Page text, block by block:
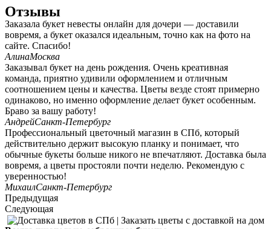
Отзывы
Заказала букет невесты онлайн для дочери — доставили
вовремя, а букет оказался идеальным, точно как на фото на
сайте. Спасибо!
АлинаМосква
Заказывал букет на день рождения. Очень креативная
команда, приятно удивили оформлением и отличным
соотношением цены и качества. Цветы везде стоят примерно
одинаково, но именно оформление делает букет особенным.
Браво за вашу работу!
АндрейСанкт-Петербург
Профессиональный цветочный магазин в СПб, который
действительно держит высокую планку и понимает, что
обычные букеты больше никого не впечатляют. Доставка была
вовремя, а цветы простояли почти неделю. Рекомендую с
уверенностью!
МихаилСанкт-Петербург
Предыдущая
Следующая